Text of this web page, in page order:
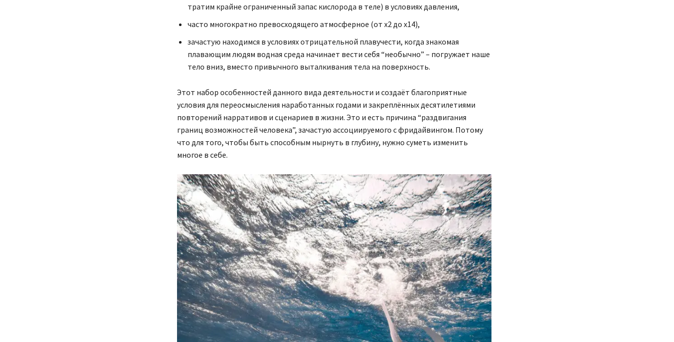
тратим крайне ограниченный запас кислорода в теле) в условиях давления,
часто многократно превосходящего атмосферное (от х2 до х14),
зачастую находимся в условиях отрицательной плавучести, когда знакомая
плавающим людям водная среда начинает вести себя “необычно” – погружает наше
тело вниз, вместо привычного выталкивания тела на поверхность.
Этот набор особенностей данного вида деятельности и создаёт благоприятные
условия для переосмысления наработанных годами и закреплённых десятилетиями
повторений нарративов и сценариев в жизни. Это и есть причина “раздвигания
границ возможностей человека”, зачастую ассоциируемого с фридайвингом. Потому
что для того, чтобы быть способным нырнуть в глубину, нужно суметь изменить
многое в себе.